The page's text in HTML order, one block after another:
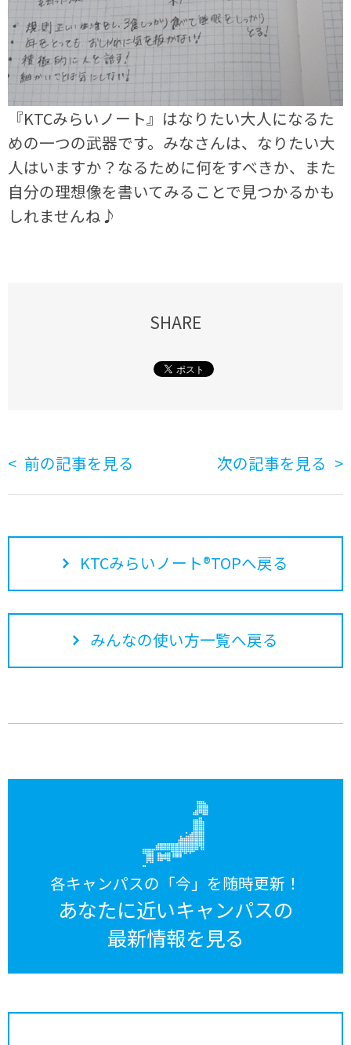
『KTCみらいノート』はなりたい大人になるた
めの一つの武器です。みなさんは、なりたい大
人はいますか？なるために何をすべきか、また
自分の理想像を書いてみることで見つかるかも
しれませんね♪
SHARE
前の記事を見る 次の記事を見る
KTCみらいノート®TOPへ戻る
みんなの使い方一覧へ戻る
各キャンパスの「今」を随時更新！
あなたに近いキャンパスの
最新情報を見る